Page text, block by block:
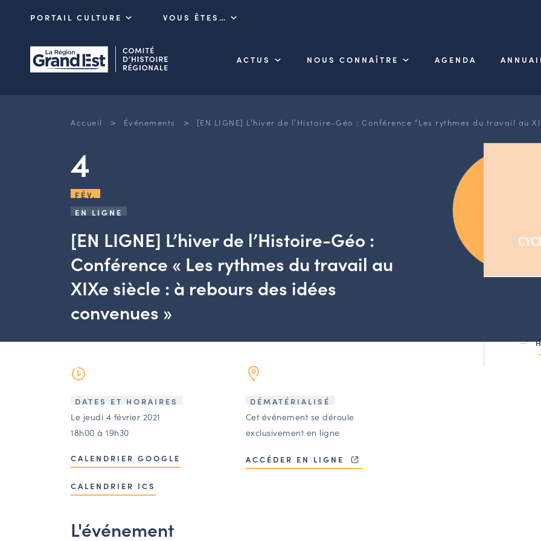
PORTAIL CULTURE VOUS ÊTES…
ACTUS NOUS CONNAÎTRE AGENDA
Accueil > Événements > [EN LIGNE] L’hiver de l’Histoire-Géo : Conférence “Les rythmes du travail au
4
FÉV.
EN LIGNE
[EN LIGNE] L’hiver de l’Histoire-Géo :
Conférence « Les rythmes du travail au
XIXe siècle : à rebours des idées
convenues »
DATES ET HORAIRES
Le jeudi 4 février 2021
18h00 à 19h30
CALENDRIER GOOGLE
CALENDRIER ICS
DÉMATÉRIALISÉ
Cet événement se déroule
exclusivement en ligne
ACCÉDER EN LIGNE
L'événement